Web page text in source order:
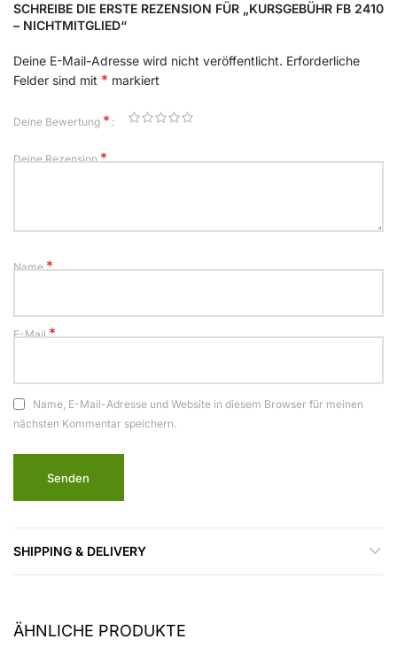
SCHREIBE DIE ERSTE REZENSION FÜR „KURSGEBÜHR FB 2410
– NICHTMITGLIED“
Deine E-Mail-Adresse wird nicht veröffentlicht. Erforderliche
Felder sind mit * markiert
Deine Bewertung *
Deine Rezension*
Name*
E-Mail*
Name, E-Mail-Adresse und Website in diesem Browser für meinen
nächsten Kommentar speichern.
SHIPPING & DELIVERY
ÄHNLICHE PRODUKTE